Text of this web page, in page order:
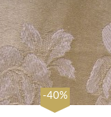
-40%